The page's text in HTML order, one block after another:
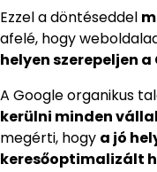
Ezzel a döntéseddel
afelé, hogy
helyen szerepeljen
A Google organikus
kerülni minden
megérti, hogy a jó
keresőoptimalizált